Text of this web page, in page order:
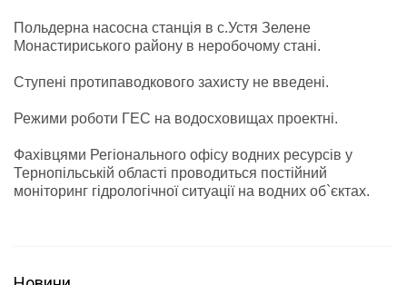
Польдерна насосна станція в с.Устя Зелене
Монастириського району в неробочому стані.
Ступені протипаводкового захисту не введені.
Режими роботи ГЕС на водосховищах проектні.
Фахівцями Регіонального офісу водних ресурсів у
Тернопільській області проводиться постійний
моніторинг гідрологічної ситуації на водних об`єктах.